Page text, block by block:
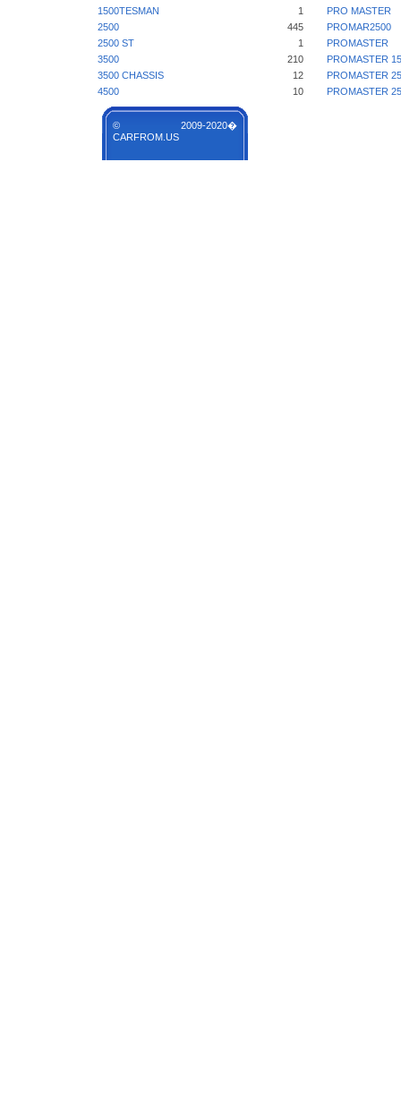
1500TESMAN 1
PRO MASTER
2500
445
PROMAR2500
2500 ST
1
PROMASTER
3500
210
PROMASTER
3500 CHASSIS
12
PROMASTER
4500
10 PROMASTER
© 2009-2020�
CARFROM.US